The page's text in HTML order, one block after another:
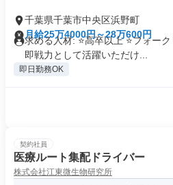
千葉県千葉市中央区浜野町
月給25万4000円～28万600円
求める人材: ⭐高卒以上 ⭐フォー
即戦力として活躍いただけ...
即日勤務OK
契約社員
医療ルート集配ドライバー
株式会社江東微生物研究所